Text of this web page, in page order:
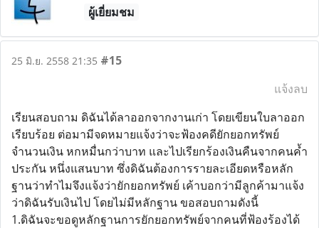
ผู้เยี่ยมชม
25 มิ.ย. 2558 21:35 #15
แจ้งลบ
เรียนสอบถาม ดิฉันได้ลาออกจากงานเก่า โดยเขียนใบลาออก
เรียบร้อย ต่อมามีจดหมายแจ้งว่าจะฟ้องคดียักยอกทรัพย์
จำนวนเงิน หกหมื่นกว่าบาท และไปเรียกร้องเงินคืนจากคนค้ำ
ประกัน หนึ่งแสนบาท ซึ่งดิฉันต้องการรายละเอียดหรือหลัก
ฐานว่าทำไมจึงแจ้งว่ายักยอกทรัพย์ เค้าบอกว่ามีลูกค้ามาแจ้ง
ว่าดิฉันรับเงินไป โดยไม่มีหลักฐาน ขอสอบถามดังนี้
1.ดิฉันจะขอดูหลักฐานการยักยอกทรัพย์จากคนที่ฟ้องร้องได้